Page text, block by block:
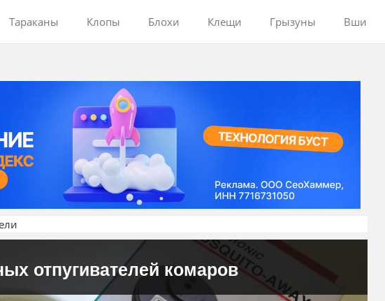
Тараканы Клопы Блохи Клещи Грызуны Вши
отпугивателей комаров